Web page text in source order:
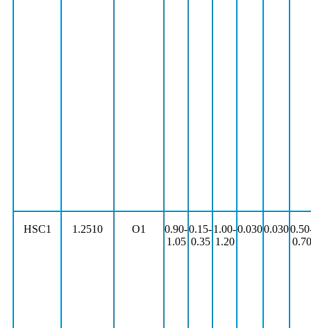
HSC1 1.2510 O1
0.90-
1.05
0.15-
0.35
1.00-
1.20
0.0300.030
0.70